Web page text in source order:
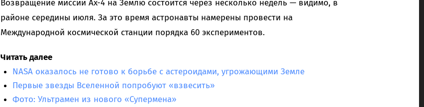
Возвращение миссии Ax-4 на Землю состоится через несколько недель — видимо, в
районе середины июля. За это время астронавты намерены провести на
Международной космической станции порядка 60 экспериментов.
Читать далее
NASA оказалось не готово к борьбе с астероидами, угрожающими Земле
Первые звезды Вселенной попробуют «взвесить»
Фото: Ультрамен из нового «Супермена»